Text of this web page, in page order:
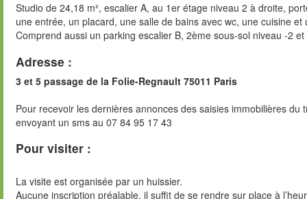
Studio de 24,18 m², escalier A, au 1er étage niveau 2 à droite,
une entrée, un placard, une salle de bains avec wc, une cuisine et
Comprend aussi un parking escalier B, 2ème sous-sol niveau -2
Adresse :
3 et 5 passage de la Folie-Regnault 75011 Paris
Pour recevoir les dernières annonces des saisies immobilières
envoyant un sms au 07 84 95 17 43
Pour visiter :
La visite est organisée par un huissier.
Aucune inscription préalable, il suffit de se rendre sur place à